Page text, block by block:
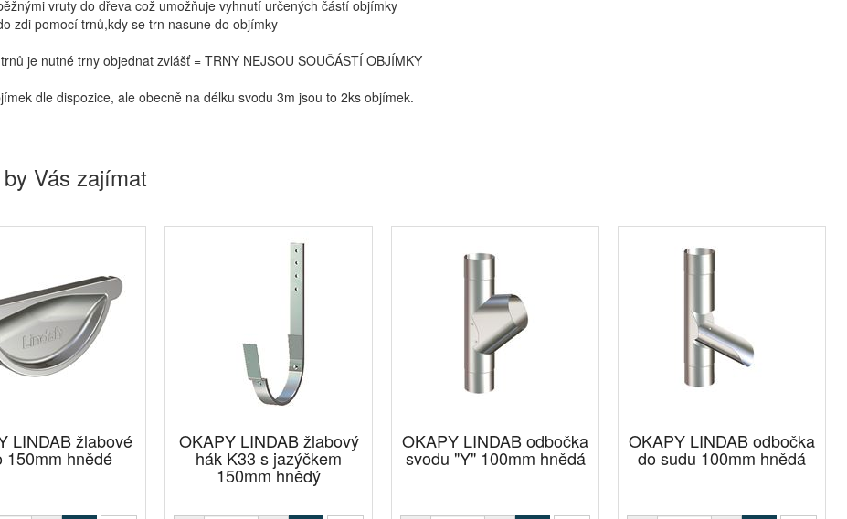
vruty do dřeva což umožňuje vyhnutí určených částí objímky
zdi pomocí trnů,kdy se trn nasune do objímky
je nutné trny objednat zvlášť = TRNY NEJSOU SOUČÁSTÍ OBJÍMKY
dle dispozice, ale obecně na délku svodu 3m jsou to 2ks objímek.
Vás zajímat
LINDAB žlabové
150mm hnědé
OKAPY LINDAB žlabový
hák K33 s jazýčkem
150mm hnědý
OKAPY LINDAB odbočka
svodu "Y" 100mm hnědá
OKAPY LINDAB odbočka
do sudu 100mm hnědá